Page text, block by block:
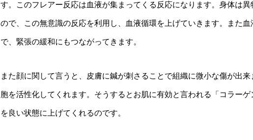
す。このフレアー反応は血液が集まってくる反応になります。身体は
ので、この無意識の反応を利用し、血液循環を上げていきます。また
で、緊張の緩和にもつながってきます。
また顔に関して言うと、皮膚に鍼が刺さることで組織に微小な傷が出
胞を活性化してくれます。そうするとお肌に有効と言われる「コラー
を良い状態に上げてくれるのです。